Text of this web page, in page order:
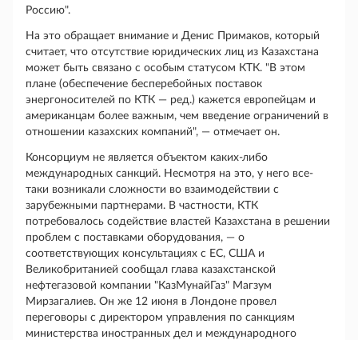
Россию".
На это обращает внимание и Денис Примаков, который
считает, что отсутствие юридических лиц из Казахстана
может быть связано с особым статусом КТК. "В этом
плане (обеспечение бесперебойных поставок
энергоносителей по КТК — ред.) кажется европейцам и
американцам более важным, чем введение ограничений в
отношении казахских компаний", — отмечает он.
Консорциум не является объектом каких-либо
международных санкций. Несмотря на это, у него все-
таки возникали сложности во взаимодействии с
зарубежными партнерами. В частности, КТК
потребовалось содействие властей Казахстана в решении
проблем с поставками оборудования, — о
соответствующих консультациях с ЕС, США и
Великобританией сообщал глава казахстанской
нефтегазовой компании "КазМунайГаз" Магзум
Мирзагалиев. Он же 12 июня в Лондоне провел
переговоры с директором управления по санкциям
министерства иностранных дел и международного